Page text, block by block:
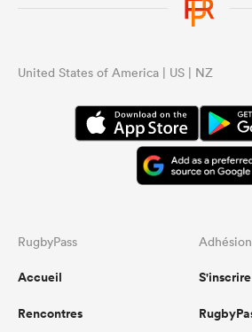
United States of America | US | NZ
RugbyPass
Accueil
Rencontres
Adhésion